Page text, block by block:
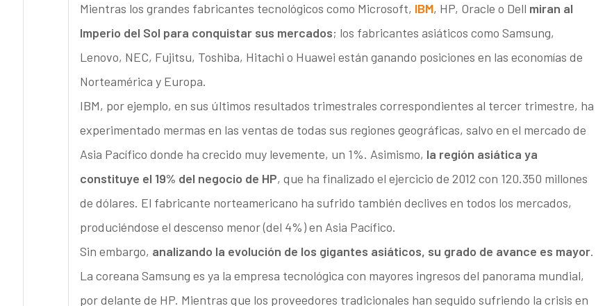
Mientras los grandes fabricantes tecnológicos como Microsoft, IBM, HP, Oracle o Dell miran al
Imperio del Sol para conquistar sus mercados; los fabricantes asiáticos como Samsung,
Lenovo, NEC, Fujitsu, Toshiba, Hitachi o Huawei están ganando posiciones en las economías de
Norteamérica y Europa.
IBM, por ejemplo, en sus últimos resultados trimestrales correspondientes al tercer trimestre, ha
experimentado mermas en las ventas de todas sus regiones geográficas, salvo en el mercado de
Asia Pacífico donde ha crecido muy levemente, un 1%. Asimismo, la región asiática ya
constituye el 19% del negocio de HP, que ha finalizado el ejercicio de 2012 con 120.350 millones
de dólares. El fabricante norteamericano ha sufrido también declives en todos los mercados,
produciéndose el descenso menor (del 4%) en Asia Pacífico.
Sin embargo, analizando la evolución de los gigantes asiáticos, su grado de avance es mayor.
La coreana Samsung es ya la empresa tecnológica con mayores ingresos del panorama mundial,
por delante de HP. Mientras que los proveedores tradicionales han seguido sufriendo la crisis en